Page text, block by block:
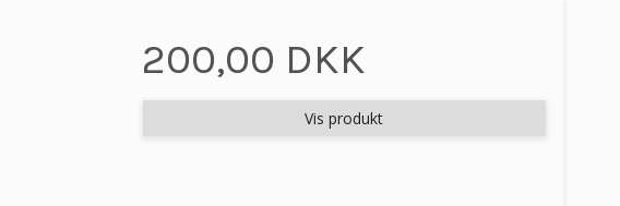
200,00 DKK
Vis produkt